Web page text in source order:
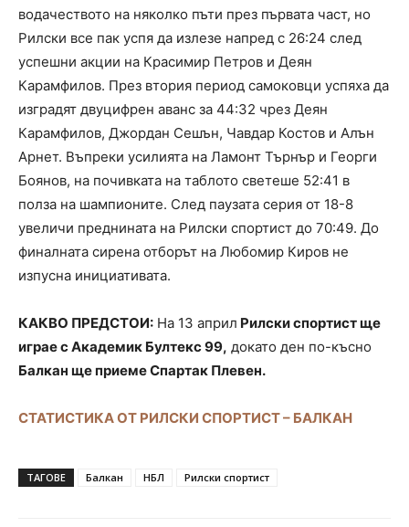
водачеството на няколко пъти през първата част, но
Рилски все пак успя да излезе напред с 26:24 след
успешни акции на Красимир Петров и Деян
Карамфилов. През втория период самоковци успяха да
изградят двуцифрен аванс за 44:32 чрез Деян
Карамфилов, Джордан Сешън, Чавдар Костов и Алън
Арнет. Въпреки усилията на Ламонт Търнър и Георги
Боянов, на почивката на таблото светеше 52:41 в
полза на шампионите. След паузата серия от 18-8
увеличи преднината на Рилски спортист до 70:49. До
финалната сирена отборът на Любомир Киров не
изпусна инициативата.
КАКВО ПРЕДСТОИ: На 13 април Рилски спортист ще
играе с Академик Бултекс 99, докато ден по-късно
Балкан ще приеме Спартак Плевен.
СТАТИСТИКА ОТ РИЛСКИ СПОРТИСТ – БАЛКАН
ТАГОВЕ Балкан НБЛ Рилски спортист